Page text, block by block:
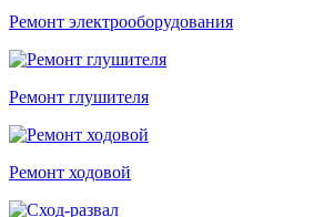
Ремонт электрооборудования
Ремонт глушителя
Ремонт ходовой